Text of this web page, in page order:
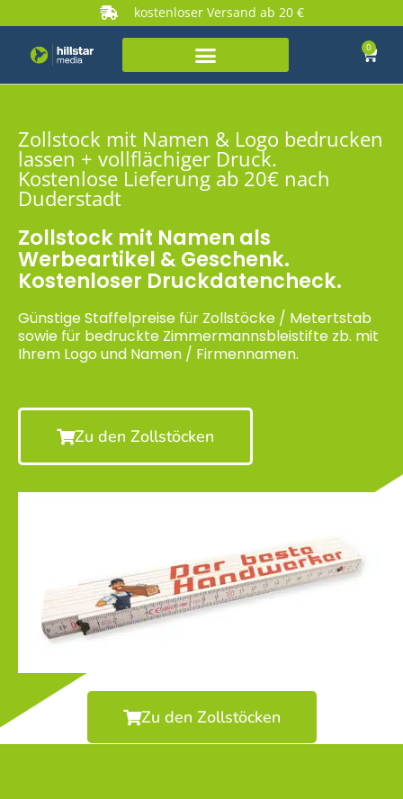
kostenloser Versand ab 20 €
0
Zollstock mit Namen & Logo bedrucken
lassen + vollflächiger Druck.
Kostenlose Lieferung ab 20€ nach
Duderstadt
Zollstock mit Namen als
Werbeartikel & Geschenk.
Kostenloser Druckdatencheck.
Günstige Staffelpreise für Zollstöcke / Metertstab
sowie für bedruckte Zimmermannsbleistifte zb. mit
Ihrem Logo und Namen / Firmennamen.
Zu den Zollstöcken
Zu den Zollstöcken